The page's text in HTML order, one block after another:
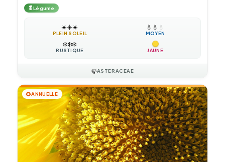
🥬Légume
☀️☀️☀️
PLEIN SOLEIL
💧 💧 💧
MOYEN
❄️❄️❄️
RUSTIQUE JAUNE
🍃ASTERACEAE
🌻ANNUELLE